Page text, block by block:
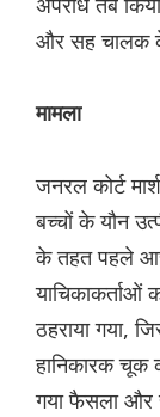
और सह चालक
मामला
जनरल कोर्ट
बच्चों के यौन
के तहत पहले
याचिकाकर्ताओं
ठहराया गया,
हानिकारक
गया फैसला और